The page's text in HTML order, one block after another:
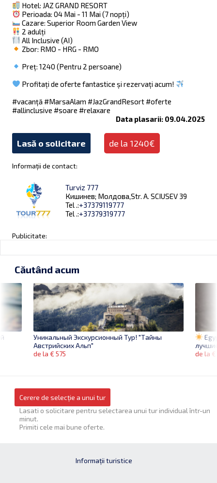
Hotel: JAZ GRAND RESORT
Perioada: 04 Mai - 11 Mai (7 nopți)
Cazare: Superior Room Garden View
2 adulți
All Inclusive (AI)
Zbor: RMO - HRG - RMO
Preț: 1240 (Pentru 2 persoane)
Profitați de oferte fantastice și rezervați acum!
#vacanță #MarsaAlam #JazGrandResort #oferte
#allinclusive #soare #relaxare
Data plasarii: 09.04.2025
Lasă o solicitare de la 1240€
Informații de contact:
Turviz 777
Кишинев; Молдова,Str. A. SCIUSEV 39
Tel .:+37379119777
Tel .:+37379319777
Publicitate:
de la
Căutând acum
Уникальный Экскурсионный Тур! "Тайны
Австрийских Альп"
de la € 575
Cerere de selecție a unui tur
Lasati o solicitare pentru selectarea unui tur individual într-un
minut.
Primiti cele mai bune oferte.
Informații turistice